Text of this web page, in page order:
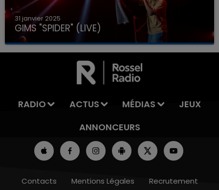
31 janvier 2025
GIMS "SPIDER" (LIVE)
RADIO ACTUS MÉDIAS
JEUX
ANNONCEURS
Contacts Mentions Légales Recrutement